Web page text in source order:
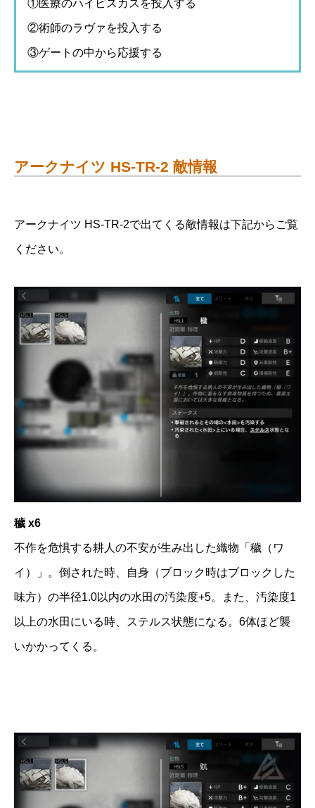
①医療のハイビスカスを投入する
②術師のラヴァを投入する
③ゲートの中から応援する
アークナイツ HS-TR-2 敵情報
アークナイツ HS-TR-2で出てくる敵情報は下記からご覧
ください。
穢 x6
不作を危惧する耕人の不安が生み出した織物「穢（ワ
イ）」。倒された時、自身（ブロック時はブロックした
味方）の半径1.0以内の水田の汚染度+5。また、汚染度1
以上の水田にいる時、ステルス状態になる。6体ほど襲
いかかってくる。